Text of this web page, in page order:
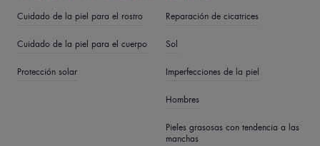
Cuidado de la piel para el rostro
Cuidado de la piel para el cuerpo
Protección solar
Reparación de cicatrices
Sol
Imperfecciones de la piel
Hombres
Pieles grasosas con tendencia a las
manchas